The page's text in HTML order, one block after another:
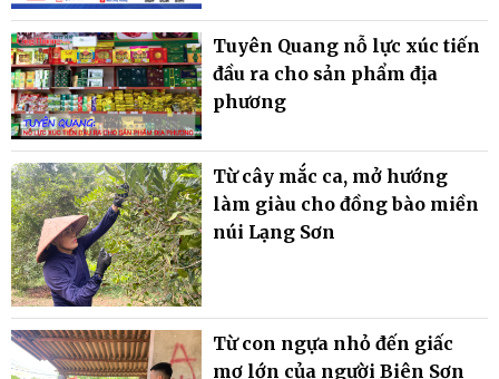
Tuyên Quang nỗ lực xúc tiến
đầu ra cho sản phẩm địa
phương
Từ cây mắc ca, mở hướng
làm giàu cho đồng bào miền
núi Lạng Sơn
Từ con ngựa nhỏ đến giấc
mơ lớn của người Biên Sơn